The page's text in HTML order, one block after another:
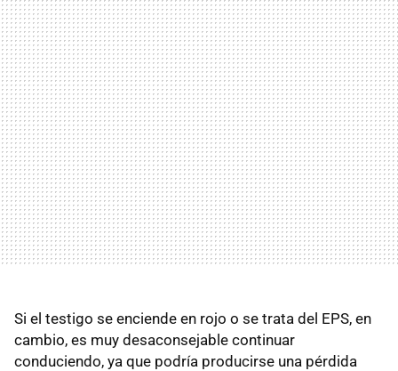
Si el testigo se enciende en rojo o se trata del EPS, en
cambio, es muy desaconsejable continuar
conduciendo, ya que podría producirse una pérdida